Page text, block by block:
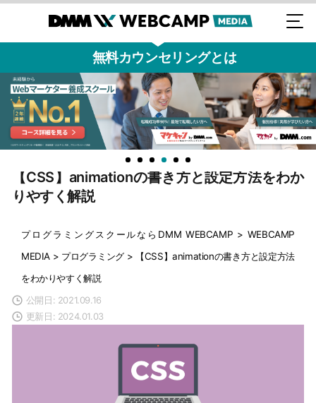
無料カウンセリングとは
【CSS】animationの書き方と設定方法をわか
りやすく解説
プログラミングスクールならDMM WEBCAMP > WEBCAMP
MEDIA > プログラミング>
【CSS】animationの書き方と設定方法
をわかりやすく解説
公開日: 2021.09.16
更新日: 2024.01.03